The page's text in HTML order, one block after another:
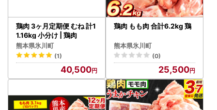
鶏肉 3ヶ月定期便 むね 計1
1.16kg 小分け | 鶏肉
熊本県氷川町
(1)
40,500
鶏肉 もも肉 合計6.2kg 鶏
熊本県氷川町
(0)
25,500